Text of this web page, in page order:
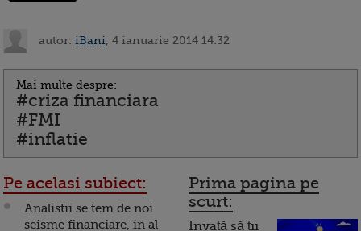
autor: iBani , 4 ianuarie 2014 14:32
Mai multe despre:
#criza financiara
#FMI
#inflatie
Pe acelasi subiect:
Analistii se tem de noi
seisme financiare, in al
Prima pagina pe
scurt:
Invață să ții